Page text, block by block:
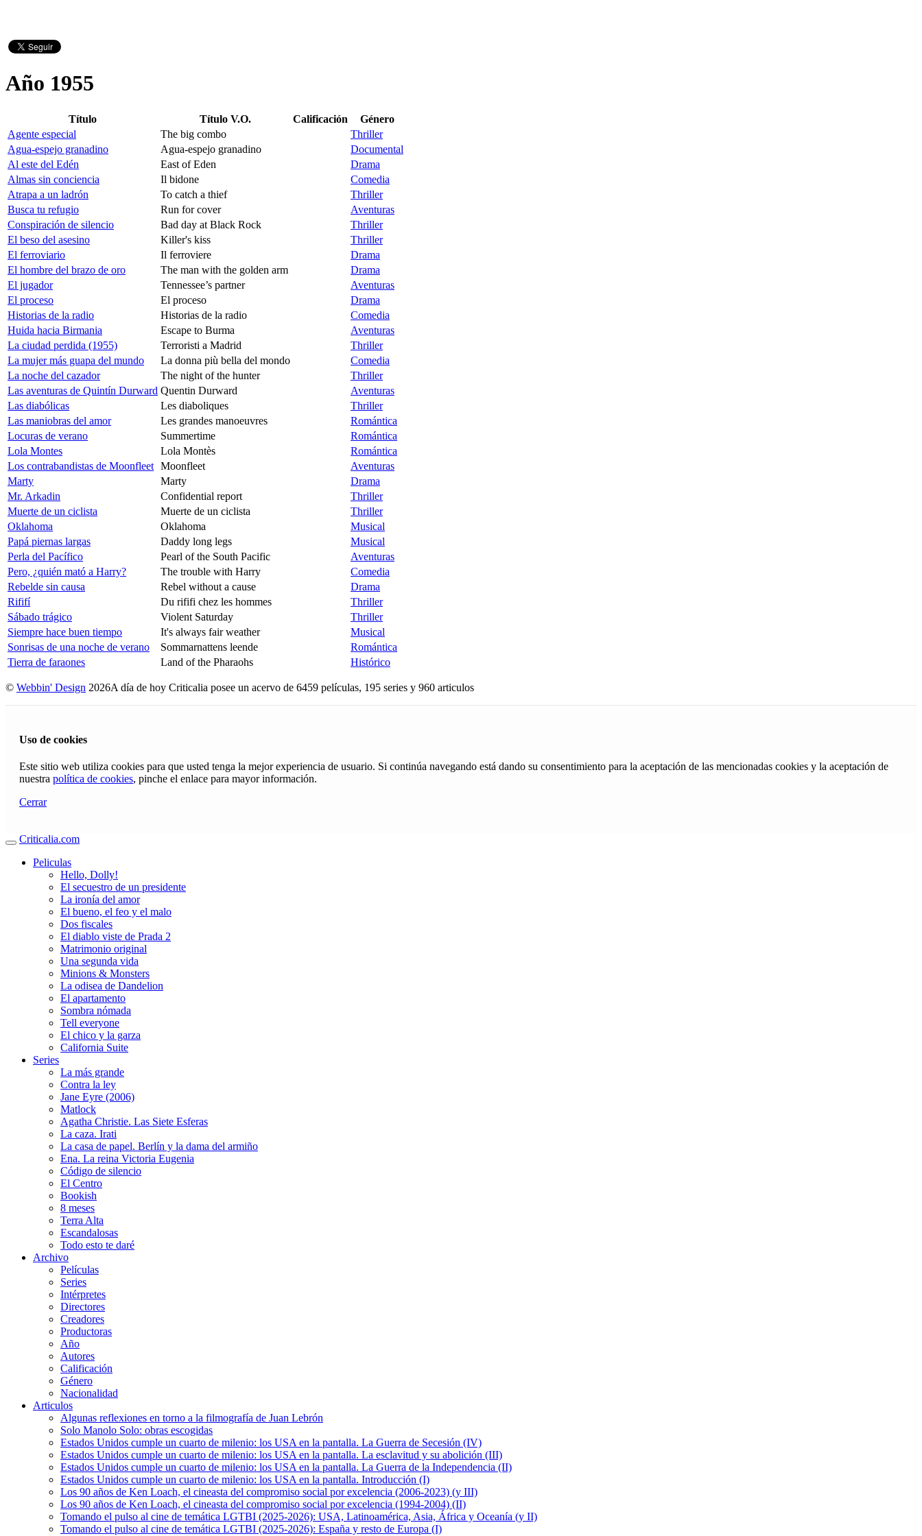
Año 1955
Título Título V.O. Calificación
Género
Agente especial
The big combo
Thriller
Agua-espejo granadino
Agua-espejo granadino
Documental
Al este del Edén
East of Eden
Drama
Almas sin conciencia
Il bidone
Comedia
Atrapa a un ladrón
To catch a thief
Thriller
Busca tu refugio
Run for cover
Aventuras
Conspiración de silencio
Bad day at Black Rock
Thriller
El beso del asesino
Killer's kiss
Thriller
El ferroviario
Il ferroviere
Drama
El hombre del brazo de oro
The man with the golden arm
Drama
El jugador
Tennessee’s partner
Aventuras
El proceso
El proceso
Drama
Historias de la radio
Historias de la radio
Comedia
Huida hacia Birmania
Escape to Burma
Aventuras
La ciudad perdida (1955)
Terroristi a Madrid
Thriller
La mujer más guapa del mundo
La donna più bella del mondo
Comedia
La noche del cazador
The night of the hunter
Thriller
Las aventuras de Quintín Durward Quentin Durward
Aventuras
Las diabólicas
Les diaboliques
Thriller
Las maniobras del amor
Les grandes manoeuvres
Romántica
Locuras de verano
Summertime
Romántica
Lola Montes
Lola Montès
Romántica
Los contrabandistas de Moonfleet Moonfleet
Aventuras
Marty
Marty
Drama
Mr. Arkadin
Confidential report
Thriller
Muerte de un ciclista
Muerte de un ciclista
Thriller
Oklahoma
Oklahoma
Musical
Papá piernas largas
Daddy long legs
Musical
Perla del Pacífico
Pearl of the South Pacific
Aventuras
Pero, ¿quién mató a Harry?
The trouble with Harry
Comedia
Rebelde sin causa
Rebel without a cause
Drama
Rififí
Du rififi chez les hommes
Thriller
Sábado trágico
Violent Saturday
Thriller
Siempre hace buen tiempo
It's always fair weather
Musical
Sonrisas de una noche de verano
Sommarnattens leende
Romántica
Tierra de faraones
Land of the Pharaohs Histórico
© Webbin' Design 2026A día de hoy Criticalia posee un acervo de 6459 películas, 195 series y 960 articulos
Uso de cookies
Este sitio web utiliza cookies para que usted tenga la mejor experiencia de usuario. Si continúa navegando está dando su consentimiento para la aceptación de las mencionadas cookies y la aceptación de
nuestra política de cookies, pinche el enlace para mayor información.
Cerrar
Criticalia.com
Peliculas
Hello, Dolly!
El secuestro de un presidente
La ironía del amor
El bueno, el feo y el malo
Dos fiscales
El diablo viste de Prada 2
Matrimonio original
Una segunda vida
Minions & Monsters
La odisea de Dandelion
El apartamento
Sombra nómada
Tell everyone
El chico y la garza
California Suite
Series
La más grande
Contra la ley
Jane Eyre (2006)
Matlock
Agatha Christie. Las Siete Esferas
La caza. Irati
La casa de papel. Berlín y la dama del armiño
Ena. La reina Victoria Eugenia
Código de silencio
El Centro
Bookish
8 meses
Terra Alta
Escandalosas
Todo esto te daré
Archivo
Películas
Series
Intérpretes
Directores
Creadores
Productoras
Año
Autores
Calificación
Género
Nacionalidad
Articulos
Algunas reflexiones en torno a la filmografía de Juan Lebrón
Solo Manolo Solo: obras escogidas
Estados Unidos cumple un cuarto de milenio: los USA en la pantalla. La Guerra de Secesión (IV)
Estados Unidos cumple un cuarto de milenio: los USA en la pantalla. La esclavitud y su abolición (III)
Estados Unidos cumple un cuarto de milenio: los USA en la pantalla. La Guerra de la Independencia (II)
Estados Unidos cumple un cuarto de milenio: los USA en la pantalla. Introducción (I)
Los 90 años de Ken Loach, el cineasta del compromiso social por excelencia (2006-2023) (y III)
Los 90 años de Ken Loach, el cineasta del compromiso social por excelencia (1994-2004) (II)
Tomando el pulso al cine de temática LGTBI (2025-2026): USA, Latinoamérica, Asia, África y Oceanía (y II)
Tomando el pulso al cine de temática LGTBI (2025-2026): España y resto de Europa (I)